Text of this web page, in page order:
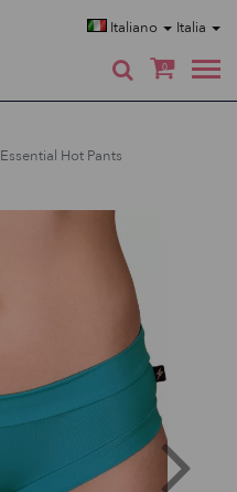
Italiano Italia
0
Essential Hot Pants